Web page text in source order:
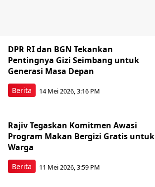
Berita
DPR RI dan BGN Tekankan
Pentingnya Gizi Seimbang untuk
Generasi Masa Depan
14 Mei 2026, 3:16 PM
Berita
Rajiv Tegaskan Komitmen Awasi
Program Makan Bergizi Gratis untuk
Warga
11 Mei 2026, 3:59 PM